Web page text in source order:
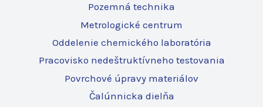
Pozemná technika
Metrologické centrum
Oddelenie chemického laboratória
Pracovisko nedeštruktívneho testovania
Povrchové úpravy materiálov
Čalúnnicka dielňa